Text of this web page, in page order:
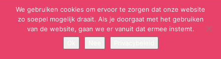
© Samen Zwanger - Copyright - Gericht Media 2017 - 2021
We gebruiken cookies om ervoor te zorgen dat onze website
zo soepel mogelijk draait. Als je doorgaat met het gebruiken
van de website, gaan we er vanuit dat ermee instemt.